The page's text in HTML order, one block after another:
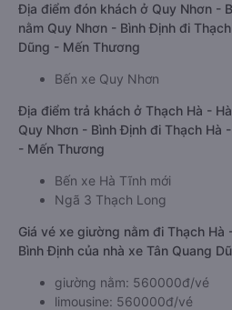
Địa điểm đón khách ở Quy Nhơn -
nằm Quy Nhơn - Bình Định đi
Dũng - Mến Thương
Bến xe Quy Nhơn
Địa điểm trả khách ở Thạch Hà -
Quy Nhơn - Bình Định đi Thạch Hà
- Mến Thương
Bến xe Hà Tĩnh mới
Ngã 3 Thạch Long
Giá vé xe giường nằm đi Thạch
Bình Định của nhà xe Tân Quang
giường nằm: 560000đ/vé
limousine: 560000đ/vé